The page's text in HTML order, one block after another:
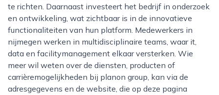
te richten. Daarnaast investeert het bedrijf in onderzoek
en ontwikkeling, wat zichtbaar is in de innovatieve
functionaliteiten van hun platform. Medewerkers in
nijmegen werken in multidisciplinaire teams, waar it,
data en facilitymanagement elkaar versterken. Wie
meer wil weten over de diensten, producten of
carrièremogelijkheden bij planon group, kan via de
adresgegevens en de website, die op deze pagina